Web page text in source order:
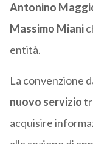
Antonino
Massimo Miani
entità.
La convenzione
nuovo servizio
acquisire